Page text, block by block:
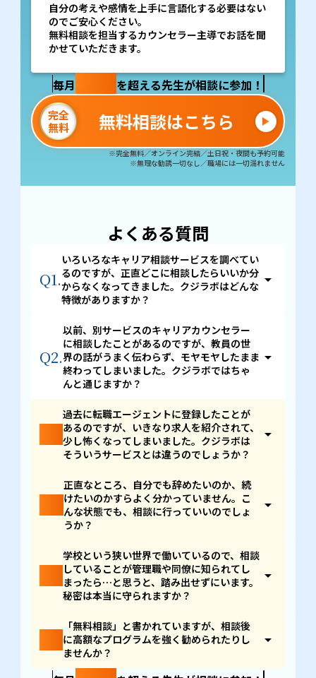
自分の考えや感情を上手に言語化する必要はない
のでご安心ください。
無料相談を担当するカウンセラー主導でお話を聞
かせていただきます。
毎月 を超える先生が相談に参加！
完全
無料
無料相談はこちら
※完全無料／オンライン完結／土日祝・夜間も予約可能
※無理な勧誘一切なし／職場には一切漏れません
よくある質問
Q1.
いろいろなキャリア相談サービスを調べてい
るのですが、正直どこに相談したらいいか分
からなくなってきました。クジラボはどんな
特徴がありますか？
arrow_drop_up
調べれば調べるほど迷ってしまう、というお声はとて
も多くいただきます。
クジラボは、転職を目的としたサービスではありませ
「先生としての経験をどう活かすか」「自分は何
まで積み上げてきた強みを再発見しながら、本当に納
得できるキャリアを選ぶ場所です。
これまで4,000名以上の先生方の相談に向き合い、
なく、「自分にとっての納得を見つける場所」として
選ばれています。
Q2.
以前、別サービスのキャリアカウンセラー
に相談したことがあるのですが、教員の世
界の話がうまく伝わらず、モヤモヤしたまま
終わってしまいました。クジラボではちゃ
んと通じますか？
arrow_drop_up
そのご経験、本当によくお聞きします。「学級経営の
重さ」「年度替わりの異動の心労」「保護者対応の独
特な気疲れ」一般のキャリア相談では、まず説明から
始めなければならず、それだけで疲れてしまいますよ
クジラボのメンターは、元教員の経歴を持つメンバー
を中心に、採用合格率1%を通過した50名以上が在籍
しています。教員の皆様が抱える悩みを理解できる体
過去に転職エージェントに登録したことが
あるのですが、いきなり求人を紹介されて、
少し怖くなってしまいました。クジラボは
そういうサービスとは違うのでしょうか？
arrow_drop_up
はい、全く違うサービスです。
転職エージェントは、転職が決まって初めて報酬が発
生する仕組みのため、構造的に「転職を勧める」方向
ける」という選択肢も対等に扱います。
事実、ご相談に来られる先生の約8割が、転職を決め
ずに来られています。求人を押し付けることは一切あ
りません。まず、あなたの気持ちを整理するために無
料相談に、ぜひお越しください。
正直なところ、自分でも辞めたいのか、続
けたいのかすらよく分かっていません。こ
んな状態でも、相談に行っていいのでしょ
うか？
arrow_drop_up
もちろんです。むしろ、その状態の方こそ来ていただ
きたいと思っています。
ご相談に来られる先生の約8割が、何も決めずに来ら
あるのかな」その問いを抱えた段階で来ていただくこ
とこそ、私たちが一番大切にしている時間です。
学校という狭い世界で働いているので、相談
していることが管理職や同僚に知られてし
まったら…と思うと、踏み出せずにいます。
秘密は本当に守られますか？
arrow_drop_up
そのご不安、私たちが一番大切に向き合っている部分
です。
ご相談内容・事前アンケートの回答・お名前を含むす
「無料相談」と書かれていますが、相談後
に高額なプログラムを強く勧められたりし
ませんか？
arrow_drop_up